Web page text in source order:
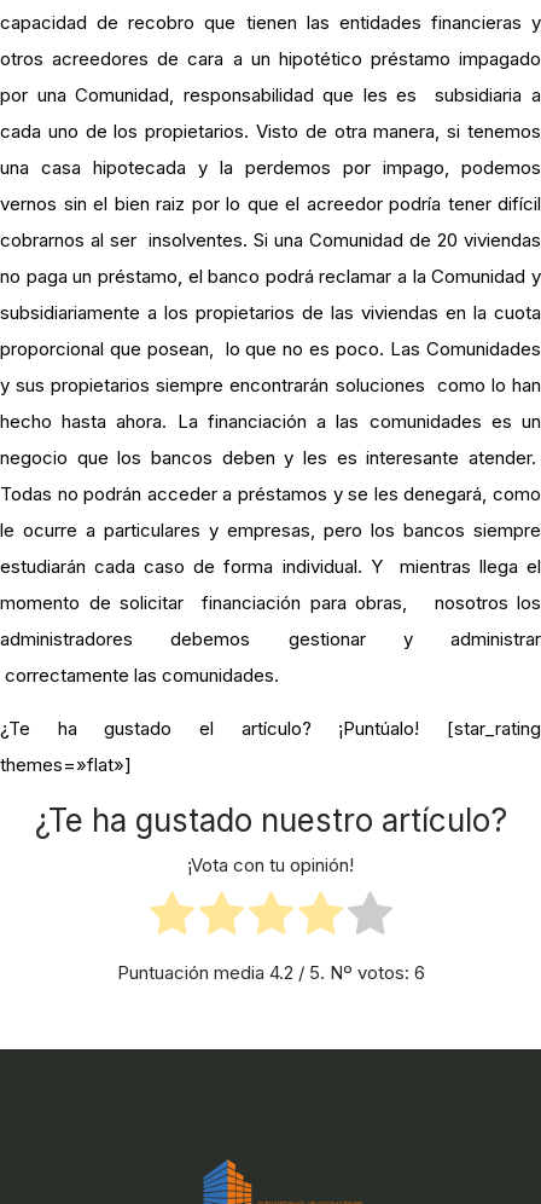
capacidad de recobro que tienen las entidades financieras y
otros acreedores de cara a un hipotético préstamo impagado
por una Comunidad, responsabilidad que les es subsidiaria a
cada uno de los propietarios. Visto de otra manera, si tenemos
una casa hipotecada y la perdemos por impago, podemos
vernos sin el bien raiz por lo que el acreedor podría tener difícil
cobrarnos al ser insolventes. Si una Comunidad de 20 viviendas
no paga un préstamo, el banco podrá reclamar a la Comunidad y
subsidiariamente a los propietarios de las viviendas en la cuota
proporcional que posean, lo que no es poco. Las Comunidades
y sus propietarios siempre encontrarán soluciones como lo han
hecho hasta ahora. La financiación a las comunidades es un
negocio que los bancos deben y les es interesante atender.
Todas no podrán acceder a préstamos y se les denegará, como
le ocurre a particulares y empresas, pero los bancos siempre
estudiarán cada caso de forma individual. Y mientras llega el
momento de solicitar financiación para obras, nosotros los
administradores debemos gestionar y administrar
correctamente las comunidades.
¿Te ha gustado el artículo? ¡Puntúalo! [star_rating
themes=»flat»]
¿Te ha gustado nuestro artículo?
¡Vota con tu opinión!
Puntuación media 4.2 / 5. Nº votos: 6